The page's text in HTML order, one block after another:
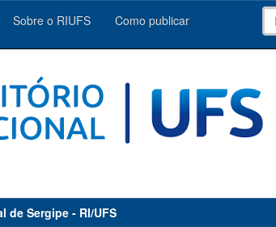
Sobre o RIUFS Como publicar
Sergipe - RI/UFS